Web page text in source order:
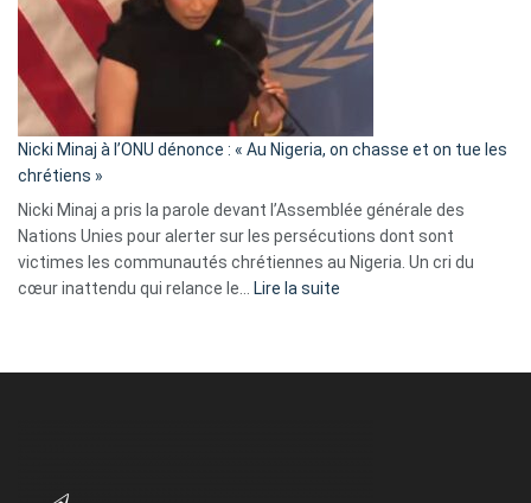
« Zemmour
a
tout
parle
ses
tripes »
Nicki Minaj à l’ONU dénonce : « Au Nigeria, on chasse et on tue les
chrétiens »
Nicki Minaj a pris la parole devant l’Assemblée générale des
Nations Unies pour alerter sur les persécutions dont sont
victimes les communautés chrétiennes au Nigeria. Un cri du
cœur inattendu qui relance le… Lire la suite